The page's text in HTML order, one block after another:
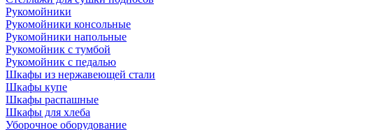
Рукомойники
Рукомойники консольные
Рукомойники напольные
Рукомойник с тумбой
Рукомойник с педалью
Шкафы из нержавеющей стали
Шкафы купе
Шкафы распашные
Шкафы для хлеба
Уборочное оборудование